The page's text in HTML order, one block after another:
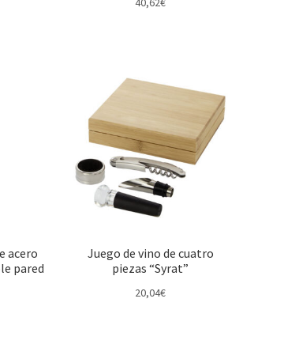
acero
pared
Juego de vino de cuatro
piezas “Syrat”
20,04€